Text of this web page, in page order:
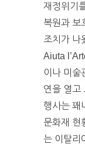
재정위기
복원과 보
조치가 나
Aiuta
이나 미술
연을 열고
행사는 꽤
문화재 현
는 이탈리